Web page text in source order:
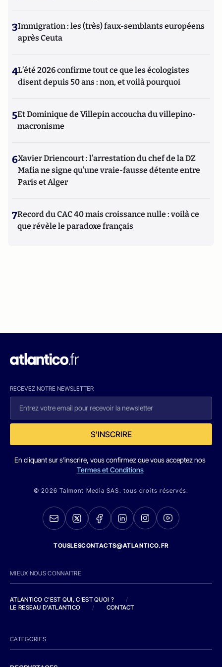
3Immigration : les (très) faux-semblants européens
après Ceuta
4L’été 2026 confirme tout ce que les écologistes
disent depuis 50 ans : non, et voilà pourquoi
5Et Dominique de Villepin accoucha du villepino-
macronisme
6Xavier Driencourt : l’arrestation du chef de la DZ
Mafia ne signe qu’une vraie-fausse détente entre
Paris et Alger
7Record du CAC 40 mais croissance nulle : voilà ce
que révèle le paradoxe français
RECEVEZ NOTRE NEWSLETTER
S'INSCRIRE
En cliquant sur s'inscrire, vous confirmez que vous acceptez nos
Termes et Conditions
© 2026 Talmont Media SAS. tous droits réservés.
TOUSLESCONTACTS@ATLANTICO.FR
MIEUX NOUS CONNAITRE
ATLANTICO C'EST QUI, C'EST QUOI ?
/
LE RESEAU D'ATLANTICO
/ CONTACT
CATEGORIES